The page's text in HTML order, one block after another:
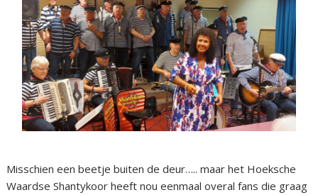
Misschien een beetje buiten de deur….. maar het Hoeksche
Waardse Shantykoor heeft nou eenmaal overal fans die graag